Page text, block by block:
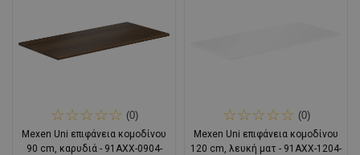
(0)
Mexen Uni επιφάνεια κομοδίνου
90 cm, καρυδιά - 91AXX-0904-
(0)
Mexen Uni επιφάνεια κομοδίνου
120 cm, λευκή ματ - 91AXX-1204-